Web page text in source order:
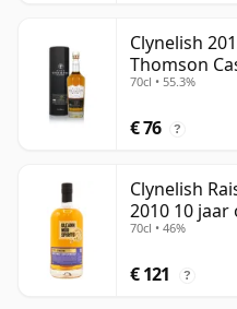
Clynelish
Thomson
70cl • 55.3%
€ 76 ?
Clynelish
2010 10 jaar
70cl • 46%
€ 121 ?